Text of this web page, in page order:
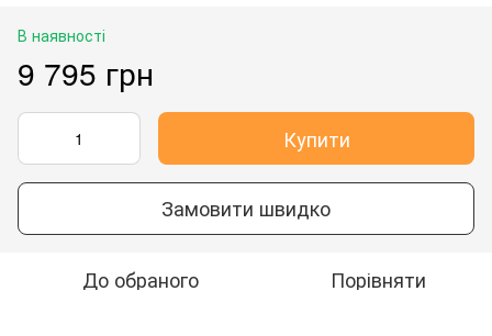
В наявності
9 795 грн
Купити
Замовити швидко
До обраного Порівняти